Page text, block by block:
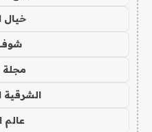
خيال
مجلة
الشرقية
عالم